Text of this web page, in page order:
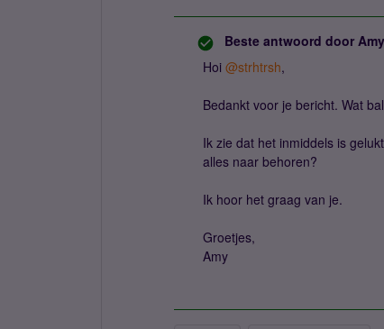
Beste antwoord door Amy
Hoi ​ @strhtrsh,
Bedankt voor je bericht. Wat
Ik zie dat het inmiddels is
alles naar behoren?
Ik hoor het graag van je.
Groetjes,
Amy